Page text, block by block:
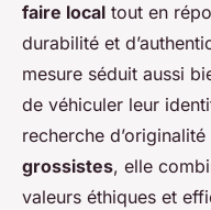
faire local tout en
durabilité et
mesure séduit aussi
de véhiculer leur
recherche
grossistes, elle
valeurs éthiques et